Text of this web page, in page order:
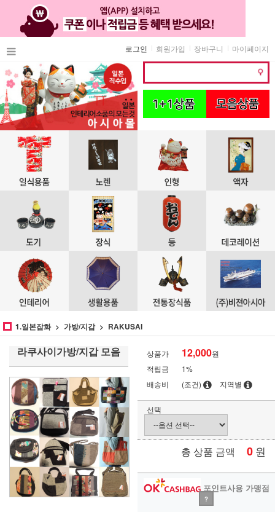
마이페이지
장바구니
회원가입
로그인
1.일본잡화 가방/지갑 RAKUSAI
라쿠사이가방/지갑 모음 상품가 12,000원
적립금
1%
배송비
(조건) 지역별
선택
총 상품 금액 0 원
포인트사용 가맹점
?